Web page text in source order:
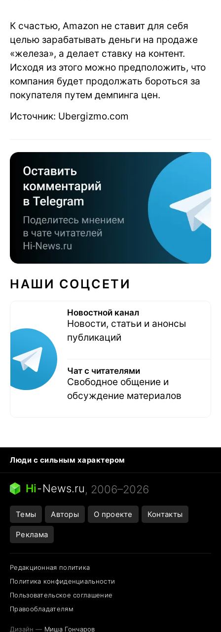
К счастью, Amazon не ставит для себя
целью зарабатывать деньги на продаже
«железа», а делает ставку на контент.
Исходя из этого можно предположить, что
компания будет продолжать бороться за
покупателя путем демпинга цен.
Источник: Ubergizmo.com
НАШИ СОЦСЕТИ
Новостной канал
Новости, статьи и анонсы
публикаций
Чат с читателями
Свободное общение и
обсуждение материалов
Люди с сильным характером
Кошка писает на кровать
Тунцы в океанариуме
Ядовитые пауки России
Города в ядерной войне
Hi-News.ru, 2006–2026
Темы Авторы О проекте Контакты
Реклама
Редакционная политика
Политика конфиденциальности
Пользовательское соглашение
Правообладателям
Дизайн — Миша Гончаров